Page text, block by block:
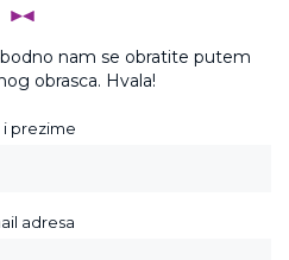
nam se obratite putem
obrasca. Hvala!
i prezime
adresa